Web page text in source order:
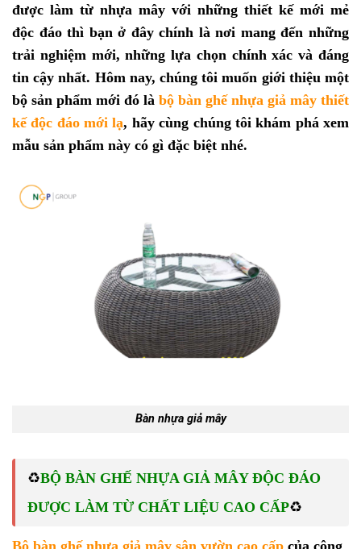
được làm từ nhựa mây với những thiết kế mới mẻ
độc đáo thì bạn ở đây chính là nơi mang đến những
trải nghiệm mới, những lựa chọn chính xác và đáng
tin cậy nhất. Hôm nay, chúng tôi muốn giới thiệu một
bộ sản phẩm mới đó là bộ bàn ghế nhựa giả mây thiết
kế độc đáo mới lạ, hãy cùng chúng tôi khám phá xem
mẫu sản phẩm này có gì đặc biệt nhé.
Bàn nhựa giả mây
♻️BỘ BÀN GHẾ NHỰA GIẢ MÂY ĐỘC ĐÁO
ĐƯỢC LÀM TỪ CHẤT LIỆU CAO CẤP♻️
Bộ bàn ghế nhựa giả mây sân vườn cao cấp của công